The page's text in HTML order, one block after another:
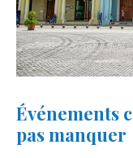
Événements
pas manquer